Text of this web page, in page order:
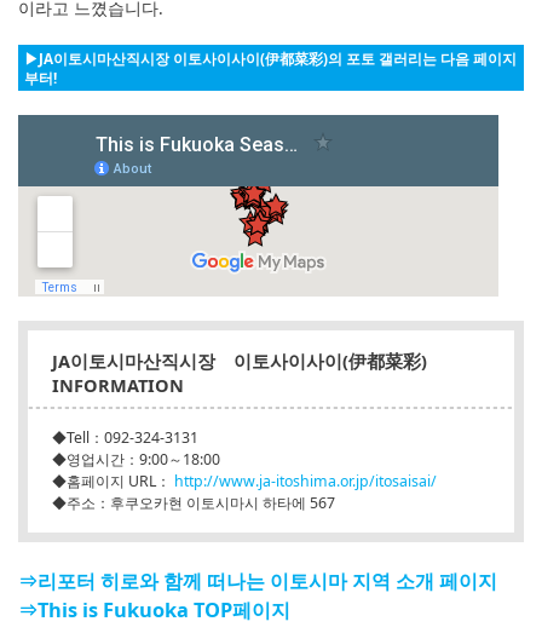
이라고 느꼈습니다.
▶JA이토시마산직시장 이토사이사이(伊都菜彩)의 포토 갤러리는 다음 페이지
부터!
JA이토시마산직시장 이토사이사이(伊都菜彩)
INFORMATION
◆Tell：092-324-3131
◆영업시간：9:00～18:00
◆홈페이지 URL： http://www.ja-itoshima.or.jp/itosaisai/
◆주소：후쿠오카현 이토시마시 하타에 567
⇒리포터 히로와 함께 떠나는 이토시마 지역 소개 페이지
⇒This is Fukuoka TOP페이지